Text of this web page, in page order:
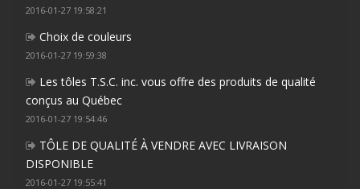
2016-01-27 19:58:21
Choix de couleurs
2016-01-27 19:59:38
Les tôles T.S.C. inc. vous offre des produits de qualité
conçus au Québec
2016-01-27 19:54:46
TÔLE DE QUALITÉ À VENDRE AVEC LIVRAISON
DISPONIBLE
2016-01-27 19:55:41